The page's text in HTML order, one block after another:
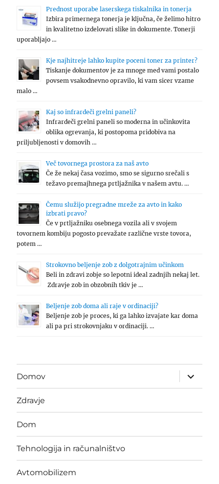
Prednost uporabe laserskega tiskalnika in tonerja
Izbira primernega tonerja je ključna, če želimo hitro
in kvalitetno izdelovati slike in dokumente. Tonerji
uporabljajo …
Kje najhitreje lahko kupite poceni toner za printer?
Tiskanje dokumentov je za mnoge med vami postalo
povsem vsakodnevno opravilo, ki vam sicer vzame
malo …
Kaj so infrardeči grelni paneli?
Infrardeči grelni paneli so moderna in učinkovita
oblika ogrevanja, ki postopoma pridobiva na
priljubljenosti v domovih …
Več tovornega prostora za naš avto
Če že nekaj časa vozimo, smo se sigurno srečali s
težavo premajhnega prtljažnika v našem avtu. …
Čemu služijo pregradne mreže za avto in kako
izbrati pravo?
Če v prtljažniku osebnega vozila ali v svojem
tovornem kombiju pogosto prevažate različne vrste tovora,
potem …
Strokovno beljenje zob z dolgotrajnim učinkom
Beli in zdravi zobje so lepotni ideal zadnjih nekaj let.
Zdravje zob in obzobnih tkiv je …
Beljenje zob doma ali raje v ordinaciji?
Beljenje zob je proces, ki ga lahko izvajate kar doma
ali pa pri strokovnjaku v ordinaciji. …
Domov
expand
child
menu
Zdravje
Dom
Tehnologija in računalništvo
Avtomobilizem